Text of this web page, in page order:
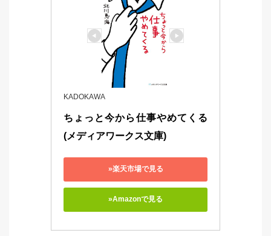
KADOKAWA
ちょっと今から仕事やめてくる
(メディアワークス文庫)
»楽天市場で見る
»Amazonで見る